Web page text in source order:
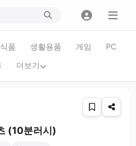
식품 생활용품 게임
PC
더보기
(10분러시)